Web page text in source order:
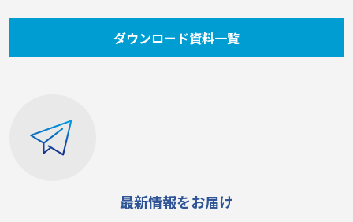
ダウンロード資料一覧
最新情報をお届け